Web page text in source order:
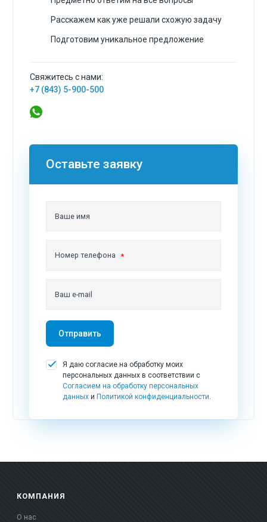
Расскажем как уже решали схожую задачу
Подготовим уникальное предложение
Свяжитесь с нами:
+7 (843) 5-900-500
Оставьте заявку
Ваше имя
Номер телефона
Ваш e-mail
Отправить
Я даю согласие на обработку моих
персональных данных в соответствии с
Согласием на обработку персональных
данных и Политикой конфиденциальности
КОМПАНИЯ
О нас